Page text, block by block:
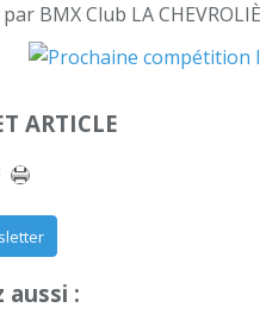
BMX Club LA
ARTICLE
aussi :